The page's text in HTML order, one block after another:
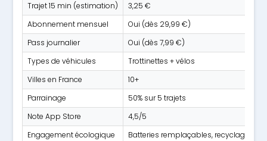
Trajet 15 min (estimation)
3,25 €
Abonnement mensuel
Oui (dès 29,99 €)
Pass journalier
Oui (dès 7,99 €)
Types de véhicules
Trottinettes + vélos
Villes en France
10+
Parrainage
50% sur 5 trajets
Note App Store
4,5/5
Engagement écologique
Batteries remplaçables, recyclage 95%